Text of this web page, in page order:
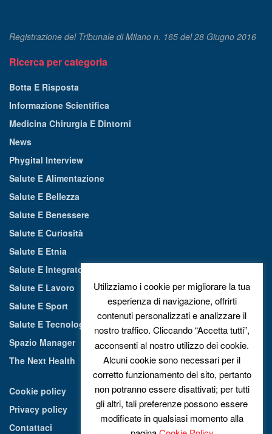
Registrazione del Tribunale di Milano n. 165 del 28 Giugno 2016
Ricerca per categoria
Botta E Risposta
Informazione Scientifica
Medicina Chirurgia E Dintorni
News
Phygital Interview
Salute E Alimentazione
Salute E Bellezza
Salute E Benessere
Salute E Curiosità
Salute E Etnia
Salute E Integratori Alimentari
Salute E Lavoro
Salute E Sport
Salute E Tecnologia
Spazio Manager
The Next Health
Cookie policy
Privacy policy
Contattaci
Utilizziamo i cookie per migliorare la tua
esperienza di navigazione, offrirti
contenuti personalizzati e analizzare il
nostro traffico. Cliccando “Accetta tutti”,
acconsenti al nostro utilizzo dei cookie.
Alcuni cookie sono necessari per il
corretto funzionamento del sito, pertanto
non potranno essere disattivati; per tutti
gli altri, tali preferenze possono essere
modificate in qualsiasi momento alla